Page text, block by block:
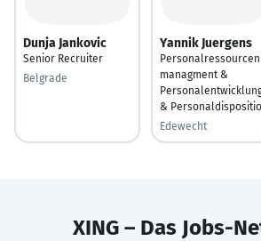
Dunja Jankovic
Senior Recruiter
Belgrade
Yannik Juergens
Personalressourcen
managment &
&
Edewecht
XING – Das Jobs-